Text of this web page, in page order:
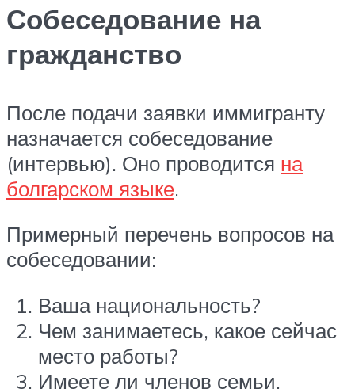
Собеседование на
гражданство
После подачи заявки иммигранту
назначается собеседование
(интервью). Оно проводится на
болгарском языке.
Примерный перечень вопросов на
собеседовании:
Ваша национальность?
Чем занимаетесь, какое сейчас
место работы?
Имеете ли членов семьи,